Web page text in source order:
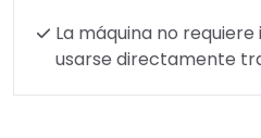
La máquina no
usarse directamente